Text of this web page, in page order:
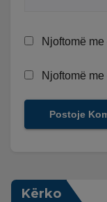
Njoftomë
Njoftomë
Kërko